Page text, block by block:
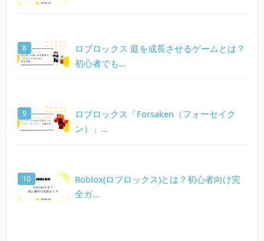
ロブロックス 庭を成長させるゲームとは？
初心者でも…
ロブロックス「Forsaken（フォーセイク
ン）」…
Roblox(ロブロックス)とは？初心者向け完
全ガ…